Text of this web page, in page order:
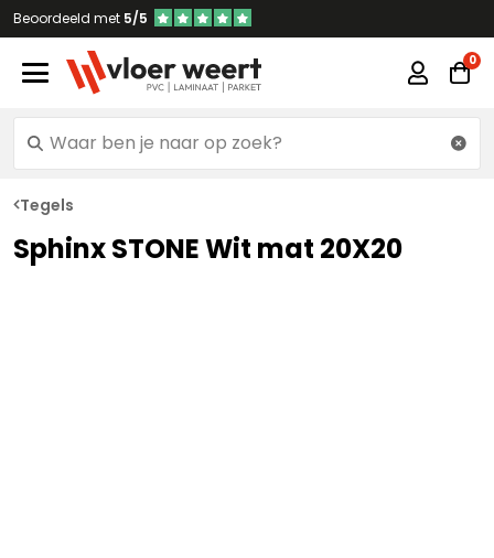
Beoordeeld met 5/5
Tegels
Sphinx STONE Wit mat 20X20